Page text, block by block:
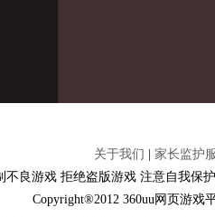
关于我们
家长监护
不良游戏 拒绝盗版游戏 注意自我保
Copyright®2012 360uu网页游